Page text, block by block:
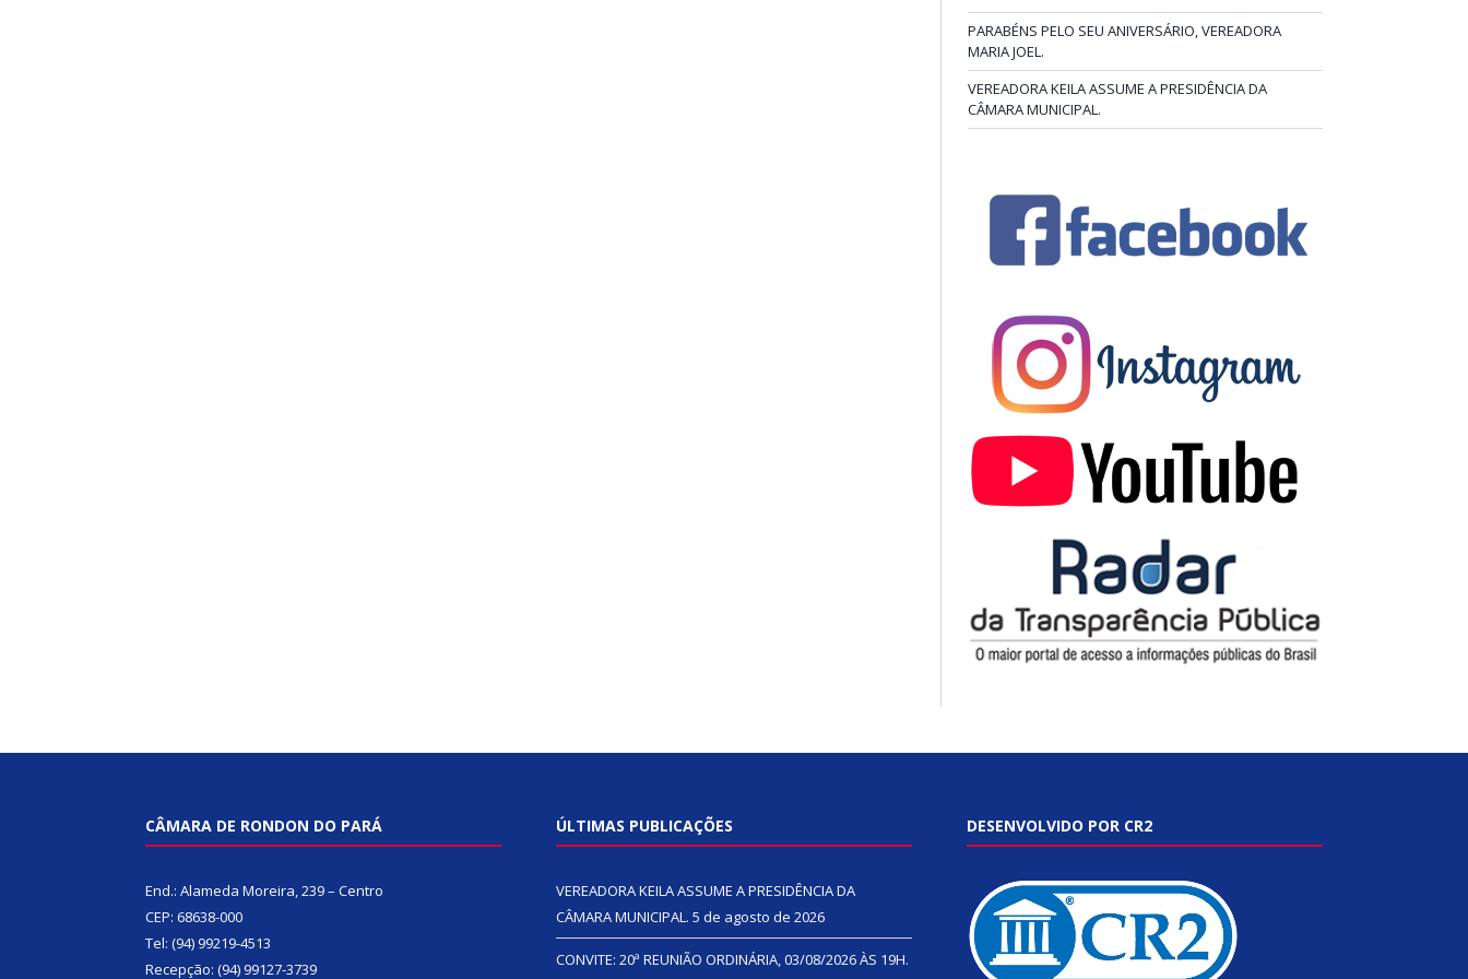
PARABÉNS PELO SEU ANIVERSÁRIO, VEREADORA
MARIA JOEL.
VEREADORA KEILA ASSUME A PRESIDÊNCIA DA
CÂMARA MUNICIPAL.
CÂMARA DE RONDON DO PARÁ
End.: Alameda Moreira, 239 – Centro
CEP: 68638-000
Tel: (94) 99219-4513
Recepção: (94) 99127-3739
ÚLTIMAS PUBLICAÇÕES
VEREADORA KEILA ASSUME A PRESIDÊNCIA DA
CÂMARA MUNICIPAL. 5 de agosto de 2026
CONVITE: 20ª REUNIÃO ORDINÁRIA, 03/08/2026 ÀS 19H.
DESENVOLVIDO POR CR2